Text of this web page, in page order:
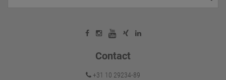
Contact
+31 10 29234-89